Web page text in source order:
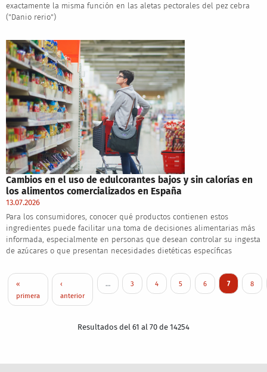
exactamente la misma función en las aletas pectorales del pez cebra
("Danio rerio")
Cambios en el uso de edulcorantes bajos y sin calorías en
los alimentos comercializados en España
13.07.2026
Para los consumidores, conocer qué productos contienen estos
ingredientes puede facilitar una toma de decisiones alimentarias más
informada, especialmente en personas que desean controlar su ingesta
de azúcares o que presentan necesidades dietéticas específicas
Pagination
First page
«
primera
Previous page
‹
anterior
… Page
3 Page
4 Page
5 Page
6 Current
7 Page
8
Resultados del 61 al 70 de 14254